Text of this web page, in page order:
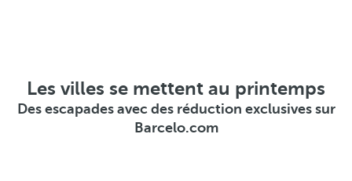
Les villes se mettent au printemps
Des escapades avec des réduction exclusives sur
Barcelo.com